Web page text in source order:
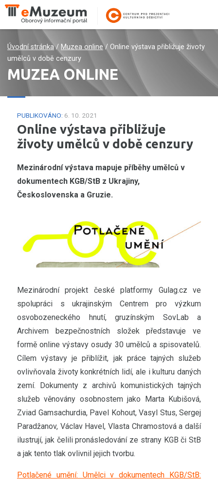
Úvodní stránka/ Muzea online/ Online výstava přibližuje životy
umělců v době cenzury
MUZEA ONLINE
PUBLIKOVÁNO: 6. 10. 2021
Online výstava přibližuje
životy umělců v době cenzury
Mezinárodní výstava mapuje příběhy umělců v
dokumentech KGB/StB z Ukrajiny,
Československa a Gruzie.
Mezinárodní projekt české platformy Gulag.cz ve
spolupráci s ukrajinským Centrem pro výzkum
osvobozeneckého hnutí, gruzínským SovLab a
Archivem bezpečnostních složek představuje ve
formě online výstavy osudy 30 umělců a spisovatelů.
Cílem výstavy je přiblížit, jak práce tajných služeb
ovlivňovala životy konkrétních lidí, ale i kulturu daných
zemí. Dokumenty z archivů komunistických tajných
služeb věnovány osobnostem jako Marta Kubišová,
Zviad Gamsachurdia, Pavel Kohout, Vasyl Stus, Sergej
Paradžanov, Václav Havel, Vlasta Chramostová a další
ilustrují, jak čelili pronásledování ze strany KGB či StB
a jak tento tlak ovlivnil jejich tvorbu.
Potlačené umění: Umělci v dokumentech KGB/StB: